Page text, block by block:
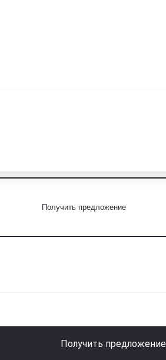
Получить предложение
Получить предложение